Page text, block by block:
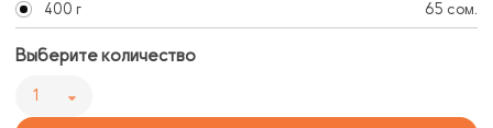
400 г 65 сом.
Выберите количество
1